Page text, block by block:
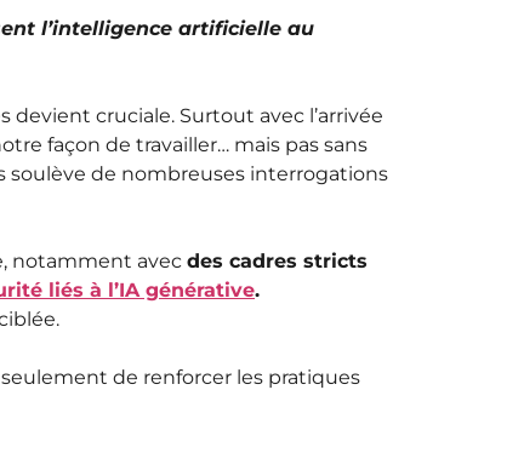
l’intelligence artificielle au
cruciale. Surtout avec l’arrivée
façon de travailler… mais pas sans
soulève de nombreuses interrogations
notamment avec des cadres stricts
liés à l’IA générative.
de renforcer les pratiques